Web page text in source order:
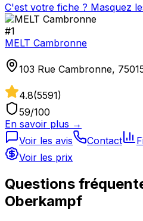
C'est votre fiche ? Masquez
#1
MELT Cambronne
103 Rue Cambronne,
4.8(5591)
59/100
En savoir plus →
Voir les avis
Contact
Voir les prix
Questions
Oberkampf